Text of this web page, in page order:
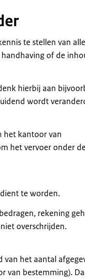
te stellen van alle
of de
hierbij aan
wordt
het kantoor van
het vervoer onder
te worden.
rekening
overschrijden.
van het aantal
van bestemming).